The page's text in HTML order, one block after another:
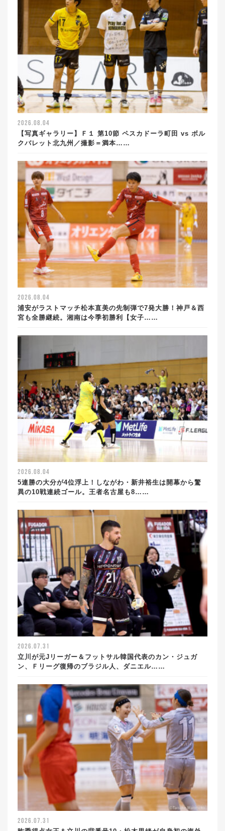
2026.08.04
【写真ギャラリー】Ｆ１ 第10節 ペスカドーラ町田 vs ボル
クバレット北九州／撮影＝満本……
2026.08.04
浦安がラストマッチ松本直美の先制弾で7発大勝！神戸＆西
宮も全勝継続。湘南は今季初勝利【女子……
2026.08.04
5連勝の大分が4位浮上！しながわ・新井裕生は開幕から驚
異の10戦連続ゴール。王者名古屋も8……
2026.07.31
立川が元Jリーガー＆フットサル韓国代表のカン・ジュガ
ン、Ｆリーグ復帰のブラジル人、ダニエル……
2026.07.31